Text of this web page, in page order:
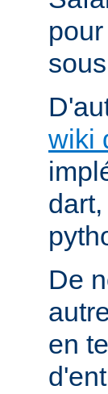
wiki
De
en